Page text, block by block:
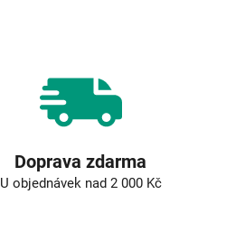
Doprava zdarma
U objednávek nad 2 000 Kč